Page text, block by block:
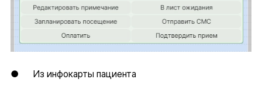
● Из инфокарты пациента